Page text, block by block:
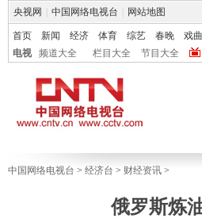
央视网 中国网络电视台 网站地图
首页 新闻 经济 体育 综艺 春晚 戏曲
电视
频道大全 栏目大全 节目大全
中国网络电视台 > 经济台 > 财经资讯 >
俄罗斯炼